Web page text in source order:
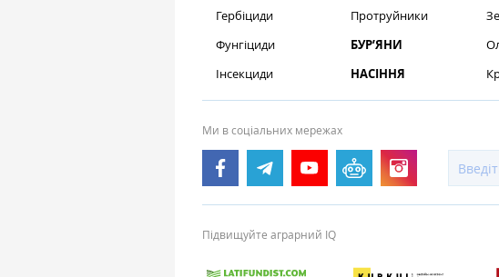
Гербіциди
Фунгіциди
Інсекциди
Протруйники
БУР’ЯНИ
НАСІННЯ
Ми в соціальних мережах
Підвищуйте аграрний IQ